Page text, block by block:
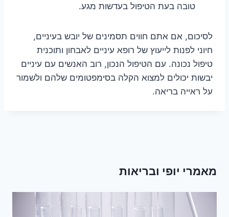
טובה בעת הטיפול בעדשות מגע.
לסיכום, אם אתם חווים תסמינים של יובש בעיניים,
חיוני לפנות לייעוץ של רופא עיניים לאבחון ותוכנית
טיפול נכונה. עם הטיפול הנכון, רוב האנשים עם עיניים
יבשות יכולים למצוא הקלה בסימפטומים שלהם ולשמור
על ראייה בריאה.
מאמרי יופי ובריאות